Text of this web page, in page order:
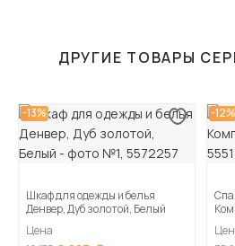
ДРУГИЕ ТОВАРЫ
-13%
Шкаф для одежды и белья
Денвер, Дуб золотой, Белый
Цена
-12%